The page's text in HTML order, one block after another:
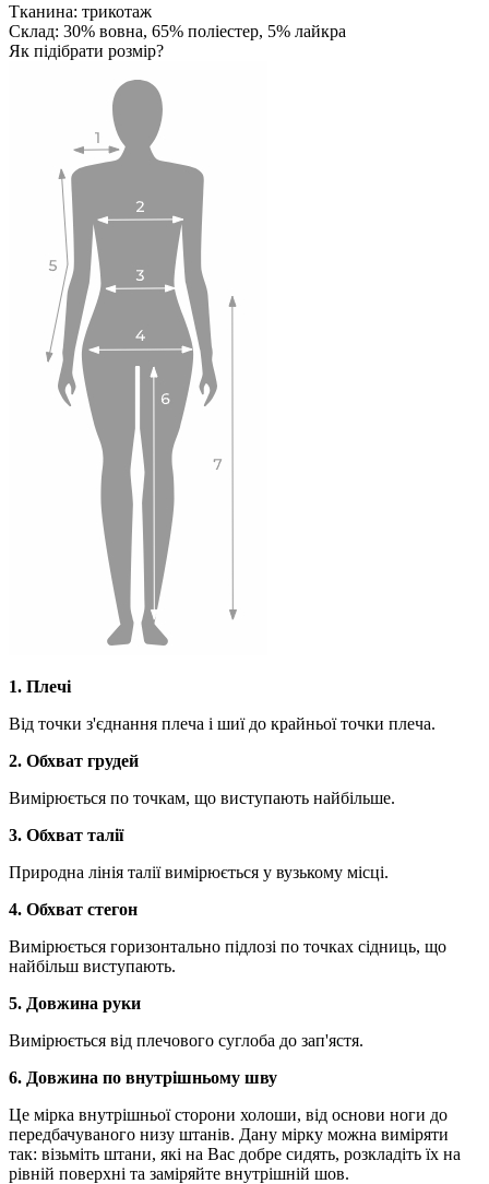
Тканина: трикотаж
Склад: 30% вовна, 65% поліестер, 5% лайкра
Як підібрати розмір?
1. Плечі
Від точки з'єднання плеча і шиї до крайньої точки плеча.
2. Обхват грудей
Вимірюється по точкам, що виступають найбільше.
3. Обхват талії
Природна лінія талії вимірюється у вузькому місці.
4. Обхват стегон
Вимірюється горизонтально підлозі по точках сідниць, що
найбільш виступають.
5. Довжина руки
Вимірюється від плечового суглоба до зап'ястя.
6. Довжина по внутрішньому шву
Це мірка внутрішньої сторони холоши, від основи ноги до
передбачуваного низу штанів. Дану мірку можна виміряти
так: візьміть штани, які на Вас добре сидять, розкладіть їх на
рівній поверхні та заміряйте внутрішній шов.